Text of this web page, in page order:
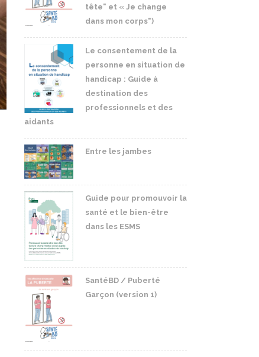
tête" et « Je change
dans mon corps")
Le consentement de la
personne en situation de
handicap : Guide à
destination des
professionnels et des
aidants
Entre les jambes
Guide pour promouvoir la
santé et le bien-être
dans les ESMS
SantéBD / Puberté
Garçon (version 1)